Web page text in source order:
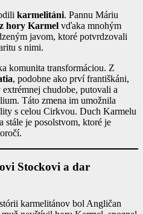
karmelitáni. Pannu Máriu
hory Karmel vďaka mnohým
javom, ktoré potvrdzovali
s nimi.
komunita transformáciou. Z
, podobne ako prví františkáni,
chudobe, putovali a
Táto zmena im umožnila
s celou Cirkvou. Duch Karmelu
je posolstvom, ktoré je
Stockovi a dar
karmelitánov bol Angličan